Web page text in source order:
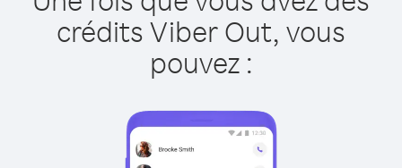
crédits Viber Out, vous
pouvez :